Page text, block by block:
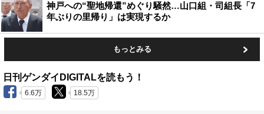
神戸への“聖地帰還”めぐり騒然…山口組・司組長「7
年ぶりの里帰り」は実現するか
もっとみる
日刊ゲンダイDIGITALを読もう！
6.6万 18.5万